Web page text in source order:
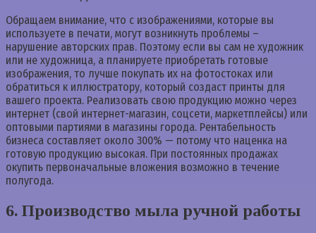
Обращаем внимание, что с изображениями, которые вы
используете в печати, могут возникнуть проблемы –
нарушение авторских прав. Поэтому если вы сам не художник
или не художница, а планируете приобретать готовые
изображения, то лучше покупать их на фотостоках или
обратиться к иллюстратору, который создаст принты для
вашего проекта. Реализовать свою продукцию можно через
интернет (свой интернет-магазин, соцсети, маркетплейсы) или
оптовыми партиями в магазины города. Рентабельность
бизнеса составляет около 300% — потому что наценка на
готовую продукцию высокая. При постоянных продажах
окупить первоначальные вложения возможно в течение
полугода.
6. Производство мыла ручной работы